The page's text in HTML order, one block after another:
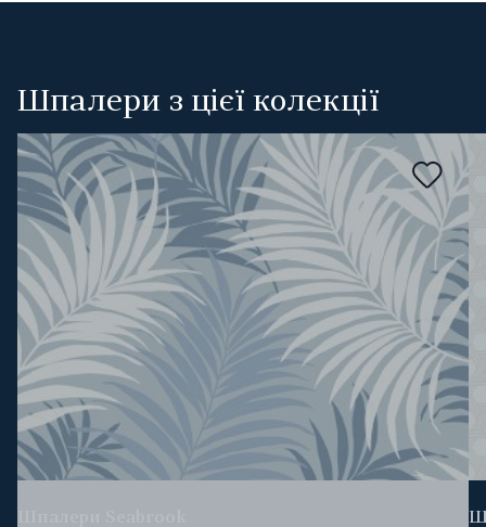
Шпалери з цієї колекції